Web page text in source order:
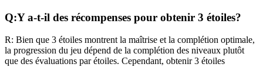
Q:Y a-t-il des récompenses pour obtenir 3 étoiles?
R: Bien que 3 étoiles montrent la maîtrise et la complétion optimale,
la progression du jeu dépend de la complétion des niveaux plutôt
que des évaluations par étoiles. Cependant, obtenir 3 étoiles